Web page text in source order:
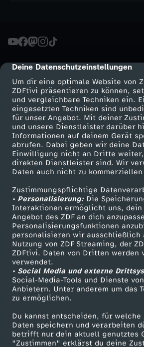
cmp-dialog-description
Deine Datenschutzeinstellungen
Um dir eine optimale Website von
ZDFtivi präsentieren zu können,
und vergleichbare Techniken ein.
eingesetzten Techniken sind
für unser Angebot. Mit deiner
und unsere Dienstleister darüber
Informationen auf deinem Gerät
abrufen. Dabei geben wir deine
Einwilligung nicht an Dritte
direkten Dienstleister sind. Wir
Daten auch nicht zu kommerziellen
Zustimmungspflichtige
• Personalisierung:Die
Interaktionen ermöglicht uns, dein
Angebot des ZDF an dich
Personalisierungsfunktionen
personalisieren wir ausschließlich
Nutzung von ZDF Streaming, der
ZDFtivi. Daten von Dritten werden
verwendet.
• Social Media und externe
Social-Media-Tools und Dienste
Anbietern. Unter anderem um das
zu ermöglichen.
Du kannst entscheiden, für welche
Daten speichern und verarbeiten
betrifft nur dein aktuell genutztes
"Zustimmen" erklärst du deine
i
Mehr ZDF
ZDF-Apps
Smart TV
ZDFtext
Livestreams
Sendungen A-Z
TV-Programm
Service
Kontakt
Tickets
Hilfe
ZDF Unternehmen
Karriere
ZDF goes Schule
Werbefernsehen